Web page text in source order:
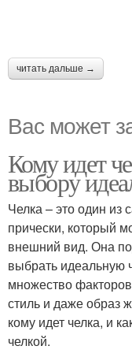
читать дальше →
Вас может
Кому идет
выбору
Челка – это один из
прически, который
внешний вид. Она
выбрать идеальную
множество
стиль и даже образ
кому идет челка, и
челкой.